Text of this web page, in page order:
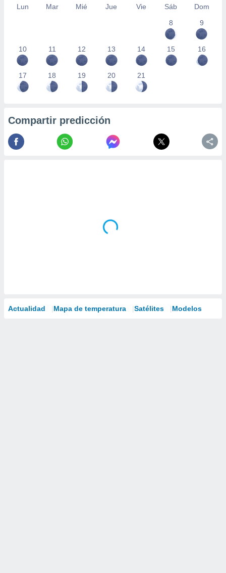
Lun Mar Mié Jue Vie Sáb
Dom
8
9
10 11 12 13 14 15 16
17 18 19 20 21
Compartir predicción
Actualidad Mapa de temperatura Satélites Modelos